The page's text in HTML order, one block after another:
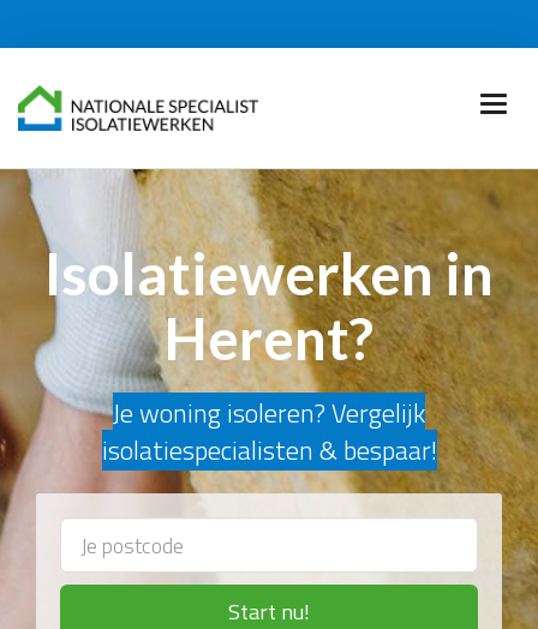
Isolatiewerken in
Herent?
Je woning isoleren? Vergelijk
isolatiespecialisten & bespaar!
Start nu!